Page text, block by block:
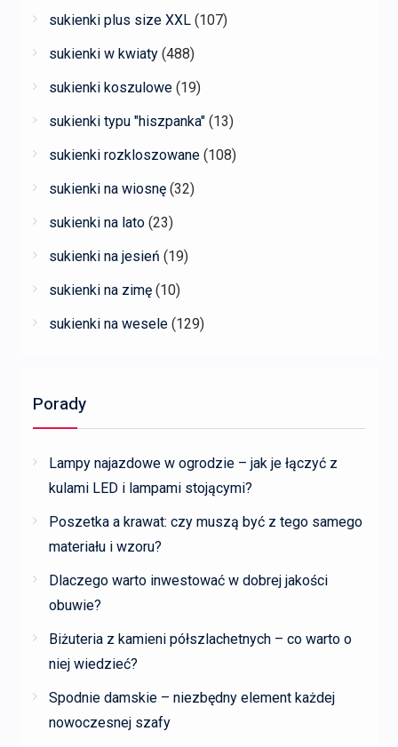
sukienki plus size XXL (107)
sukienki w kwiaty (488)
sukienki koszulowe (19)
sukienki typu "hiszpanka" (13)
sukienki rozkloszowane (108)
sukienki na wiosnę (32)
sukienki na lato (23)
sukienki na jesień (19)
sukienki na zimę (10)
sukienki na wesele (129)
Porady
Lampy najazdowe w ogrodzie – jak je łączyć z
kulami LED i lampami stojącymi?
Poszetka a krawat: czy muszą być z tego samego
materiału i wzoru?
Dlaczego warto inwestować w dobrej jakości
obuwie?
Biżuteria z kamieni półszlachetnych – co warto o
niej wiedzieć?
Spodnie damskie – niezbędny element każdej
nowoczesnej szafy